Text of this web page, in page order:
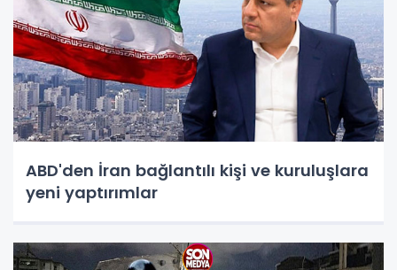
ABD'den İran bağlantılı kişi ve kuruluşlara
yeni yaptırımlar